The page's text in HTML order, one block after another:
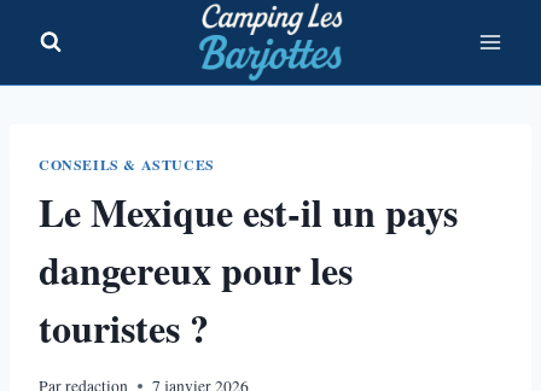
contenu
CONSEILS & ASTUCES
Le Mexique est-il un pays
dangereux pour les
touristes​ ?
Parredaction 7 janvier 2026